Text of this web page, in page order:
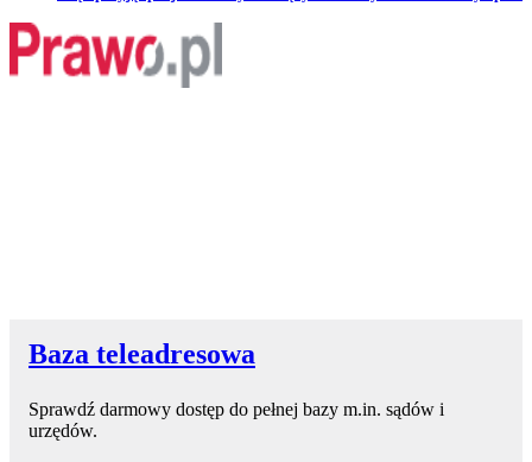
Baza teleadresowa
Sprawdź darmowy dostęp do pełnej bazy m.in. sądów i
urzędów.